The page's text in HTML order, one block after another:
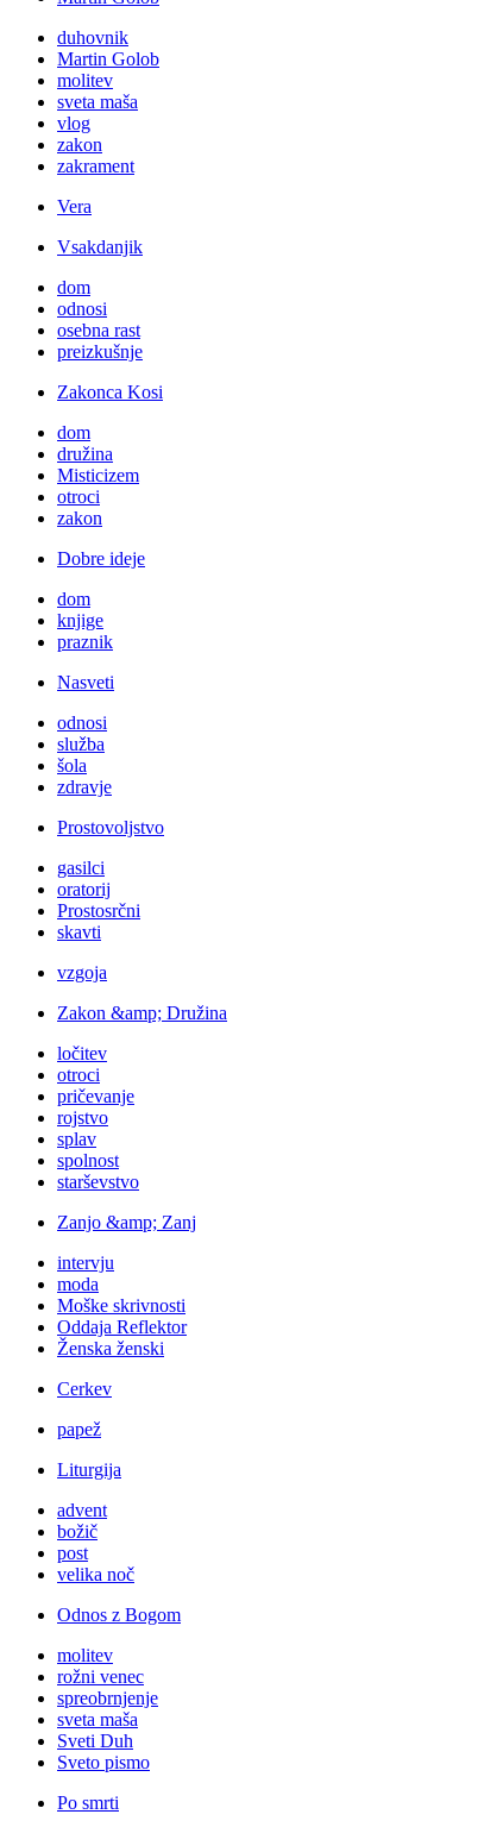
duhovnik
Martin Golob
molitev
sveta maša
vlog
zakon
zakrament
Vera
Vsakdanjik
dom
odnosi
osebna rast
preizkušnje
Zakonca Kosi
dom
družina
Misticizem
otroci
zakon
Dobre ideje
dom
knjige
praznik
Nasveti
odnosi
služba
šola
zdravje
Prostovoljstvo
gasilci
oratorij
Prostosrčni
skavti
vzgoja
Zakon &amp; Družina
ločitev
otroci
pričevanje
rojstvo
splav
spolnost
starševstvo
Zanjo &amp; Zanj
intervju
moda
Moške skrivnosti
Oddaja Reflektor
Ženska ženski
Cerkev
papež
Liturgija
advent
božič
post
velika noč
Odnos z Bogom
molitev
rožni venec
spreobrnjenje
sveta maša
Sveti Duh
Sveto pismo
Po smrti